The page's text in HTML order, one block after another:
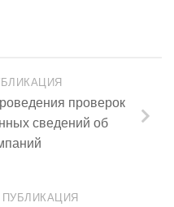
проверок
сведений об